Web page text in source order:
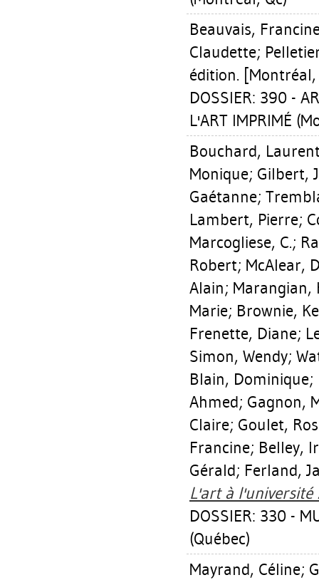
Beauvais,
Claudette;
édition.
DOSSIER: 390 -
L'ART IMPRIMÉ
Bouchard,
Monique; Gilbert,
Gaétanne;
Lambert, Pierre;
Marcogliese, C.;
Robert; McAlear,
Alain; Marangian,
Marie; Brownie,
Frenette, Diane;
Simon, Wendy;
Blain, Dominique;
Ahmed; Gagnon,
Claire; Goulet,
Francine; Belley,
Gérald; Ferland,
L'art à l'université
DOSSIER: 330 -
(Québec)
Mayrand, Céline;